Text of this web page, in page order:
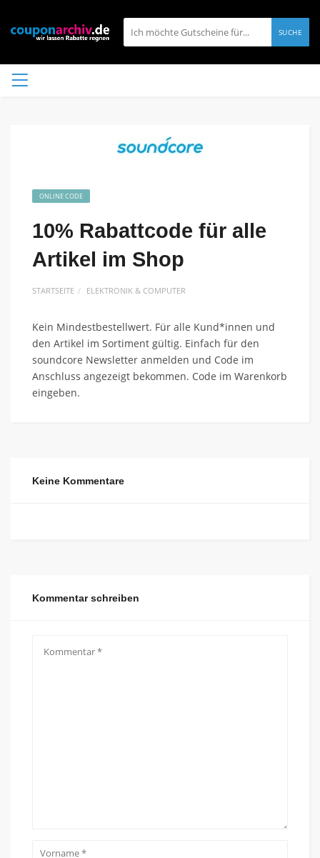
SUCHE
ONLINE CODE
10% Rabattcode für alle
Artikel im Shop
STARTSEITE ELEKTRONIK & COMPUTER
Kein Mindestbestellwert. Für alle Kund*innen und
den Artikel im Sortiment gültig. Einfach für den
soundcore Newsletter anmelden und Code im
Anschluss angezeigt bekommen. Code im Warenkorb
eingeben.
Keine Kommentare
Kommentar schreiben